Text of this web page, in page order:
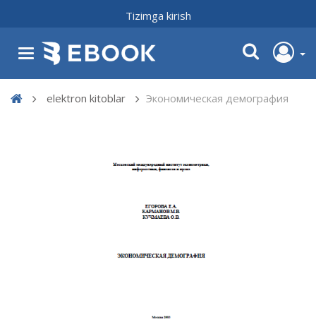
Tizimga kirish
elektron kitoblar Экономическая демография